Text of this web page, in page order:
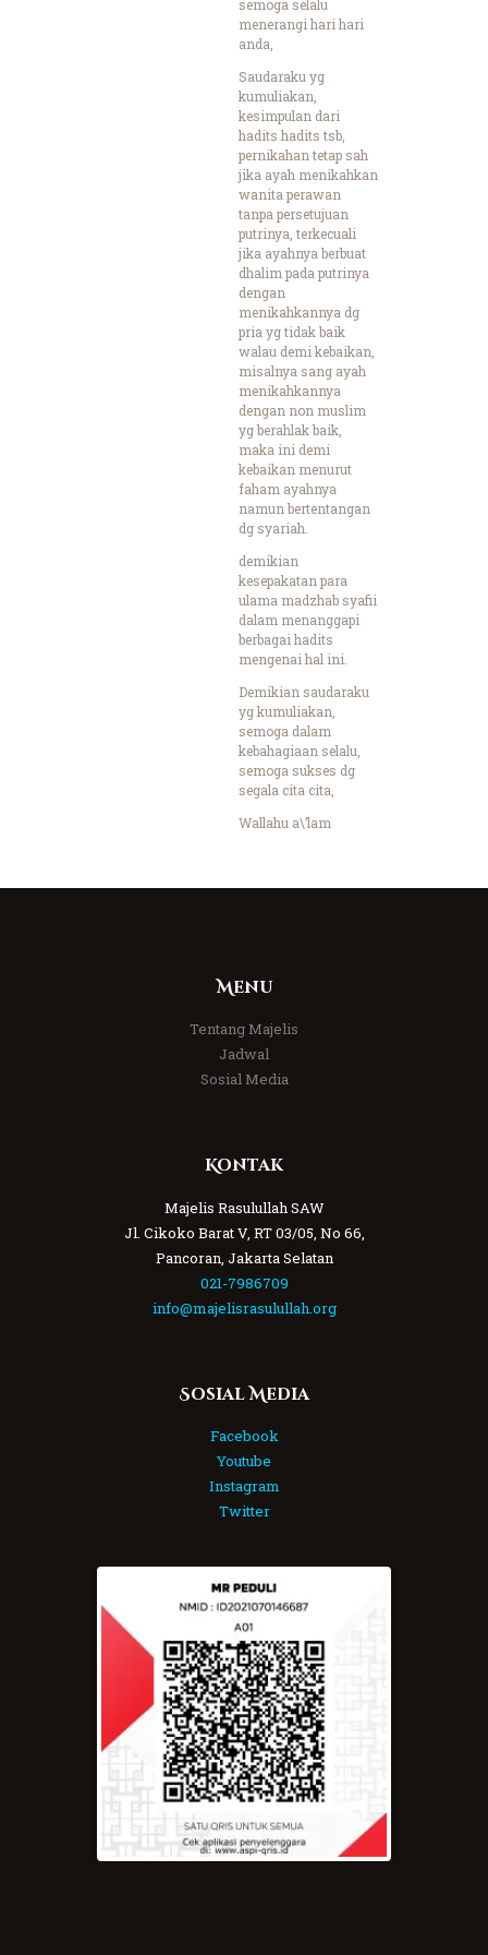
semoga selalu
menerangi hari hari
anda,
Saudaraku yg
kumuliakan,
kesimpulan dari
hadits hadits tsb,
pernikahan tetap sah
jika ayah menikahkan
wanita perawan
tanpa persetujuan
putrinya, terkecuali
jika ayahnya berbuat
dhalim pada putrinya
dengan
menikahkannya dg
pria yg tidak baik
walau demi kebaikan,
misalnya sang ayah
menikahkannya
dengan non muslim
yg berahlak baik,
maka ini demi
kebaikan menurut
faham ayahnya
namun bertentangan
dg syariah.
demikian
kesepakatan para
ulama madzhab syafii
dalam menanggapi
berbagai hadits
mengenai hal ini.
Demikian saudaraku
yg kumuliakan,
semoga dalam
kebahagiaan selalu,
semoga sukses dg
segala cita cita,
Wallahu a\’lam
Menu
Tentang Majelis
Jadwal
Sosial Media
Kontak
Majelis Rasulullah SAW
Jl. Cikoko Barat V, RT 03/05, No 66,
Pancoran, Jakarta Selatan
021-7986709
info@majelisrasulullah.org
Sosial Media
Facebook
Youtube
Instagram
Twitter